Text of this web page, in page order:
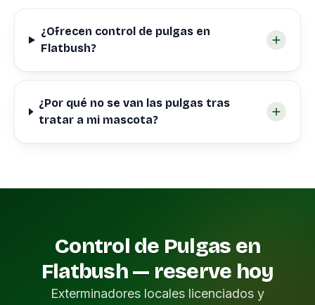
¿Ofrecen control de pulgas en
Flatbush?
¿Por qué no se van las pulgas tras
tratar a mi mascota?
Control de Pulgas en
Flatbush — reserve hoy
Exterminadores locales licenciados y